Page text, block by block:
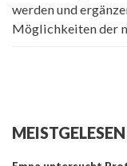
werden und
Möglichkeiten der
MEISTGELESEN